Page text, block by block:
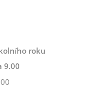
roku
9.00